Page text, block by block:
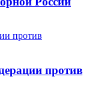
против